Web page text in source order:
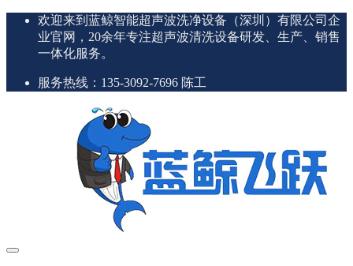
欢迎来到蓝鲸智能超声波洗净设备（深圳）有限公司企
业官网，20余年专注超声波清洗设备研发、生产、销售
一体化服务。
服务热线：135-3092-7696 陈工